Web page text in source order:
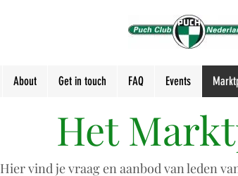
About Get in touch FAQ Events
Het
Hier vind je vraag en aanbod van leden